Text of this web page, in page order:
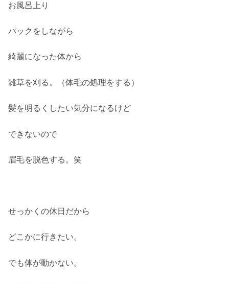
お風呂上り
パックをしながら
綺麗になった体から
雑草を刈る。（体毛の処理をする）
髪を明るくしたい気分になるけど
できないので
眉毛を脱色する。笑
せっかくの休日だから
どこかに行きたい。
でも体が動かない。